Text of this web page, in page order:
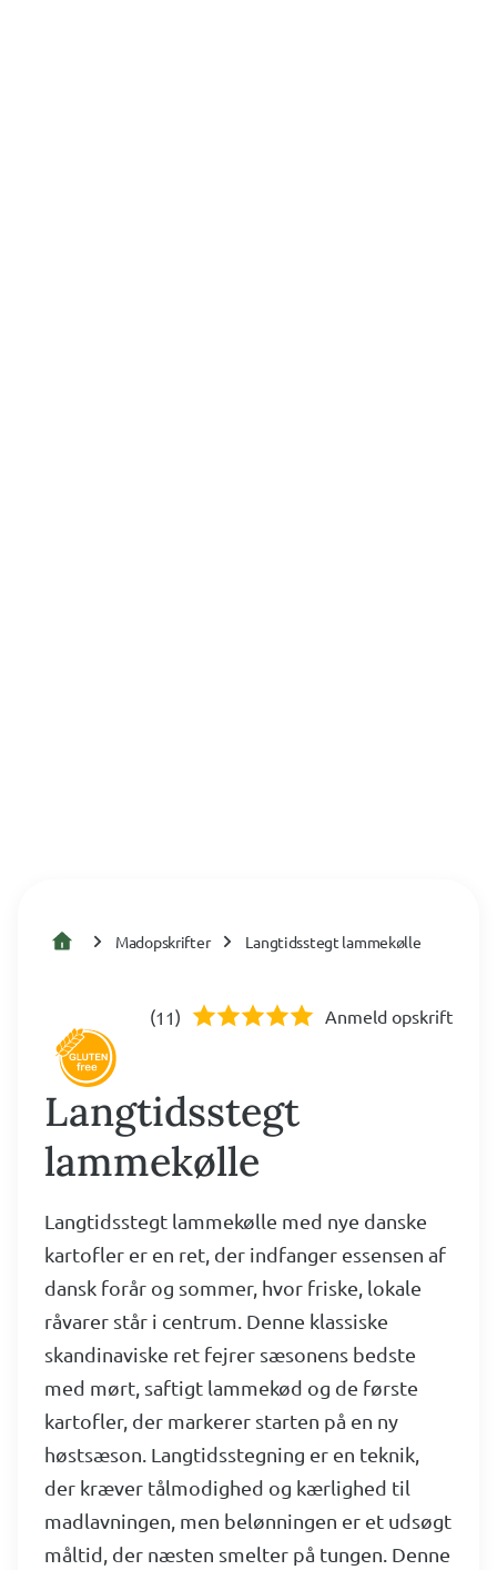
Madopskrifter Langtidsstegt lammekølle
(11) Anmeld opskrift
Langtidsstegt
lammekølle
Langtidsstegt lammekølle med nye danske
kartofler er en ret, der indfanger essensen af
dansk forår og sommer, hvor friske, lokale
råvarer står i centrum. Denne klassiske
skandinaviske ret fejrer sæsonens bedste
med mørt, saftigt lammekød og de første
kartofler, der markerer starten på en ny
høstsæson. Langtidsstegning er en teknik,
der kræver tålmodighed og kærlighed til
madlavningen, men belønningen er et udsøgt
måltid, der næsten smelter på tungen. Denne